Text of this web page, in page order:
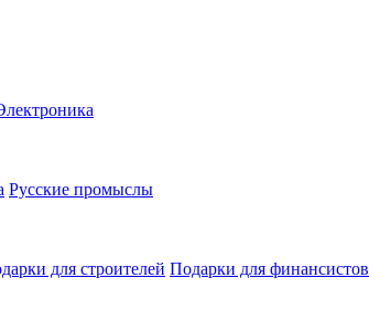
Русские промыслы
для строителей Подарки для финансистов